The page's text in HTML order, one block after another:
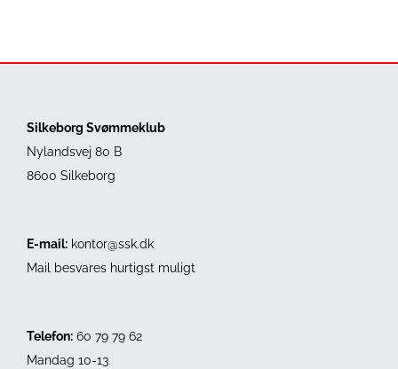
Silkeborg Svømmeklub
Nylandsvej 80 B
8600 Silkeborg
E-mail: kontor@ssk.dk
Mail besvares hurtigst muligt
Telefon: 60 79 79 62
Mandag 10-13